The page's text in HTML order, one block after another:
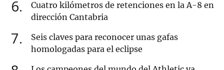
6
Cuatro kilómetros de retenciones en la A-8 en
dirección Cantabria
7
Seis claves para reconocer unas gafas
homologadas para el eclipse